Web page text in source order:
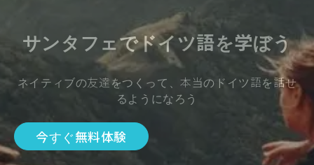
サンタフェでドイツ語を学ぼう
ネイティブの友達をつくって、本当のドイツ語を話せ
るようになろう
今すぐ無料体験